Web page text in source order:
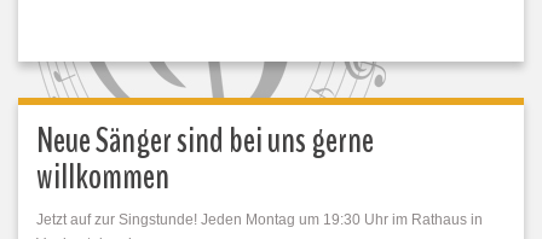
Neue Sänger sind bei uns gerne
willkommen
Jetzt auf zur Singstunde! Jeden Montag um 19:30 Uhr im Rathaus in